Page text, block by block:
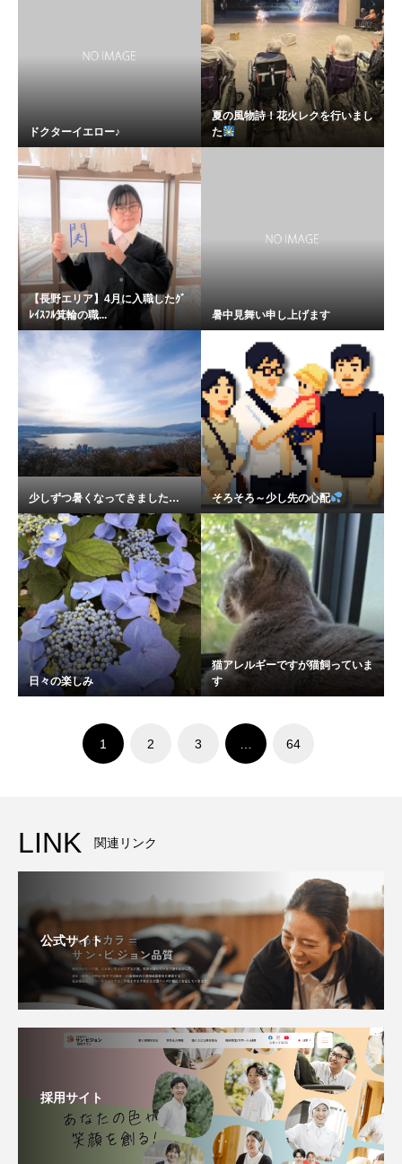
ドクターイエロー♪
夏の風物詩！花火レクを行いまし
た
【長野エリア】4月に入職したｸﾞ
ﾚｲｽﾌﾙ箕輪の職...
暑中見舞い申し上げます
少しずつ暑くなってきました… そろそろ～少し先の心配
日々の楽しみ
猫アレルギーですが猫飼っていま
す
1 2 3 64
LINK 関連リンク
公式サイト
採用サイト